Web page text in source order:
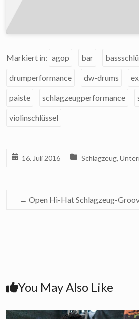
Markiert in: agop bar
drumperformance dw-drums
paiste schlagzeugperformance
violinschlüssel
16. Juli 2016 Schlagzeug,
← Open Hi-Hat Schlagzeug-
You May Also Like